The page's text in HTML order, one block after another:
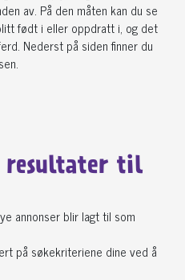
av. På den måten kan du se
født i eller oppdratt i, og det
Nederst på siden finner du
resultater til
annonser blir lagt til som
på søkekriteriene dine ved å